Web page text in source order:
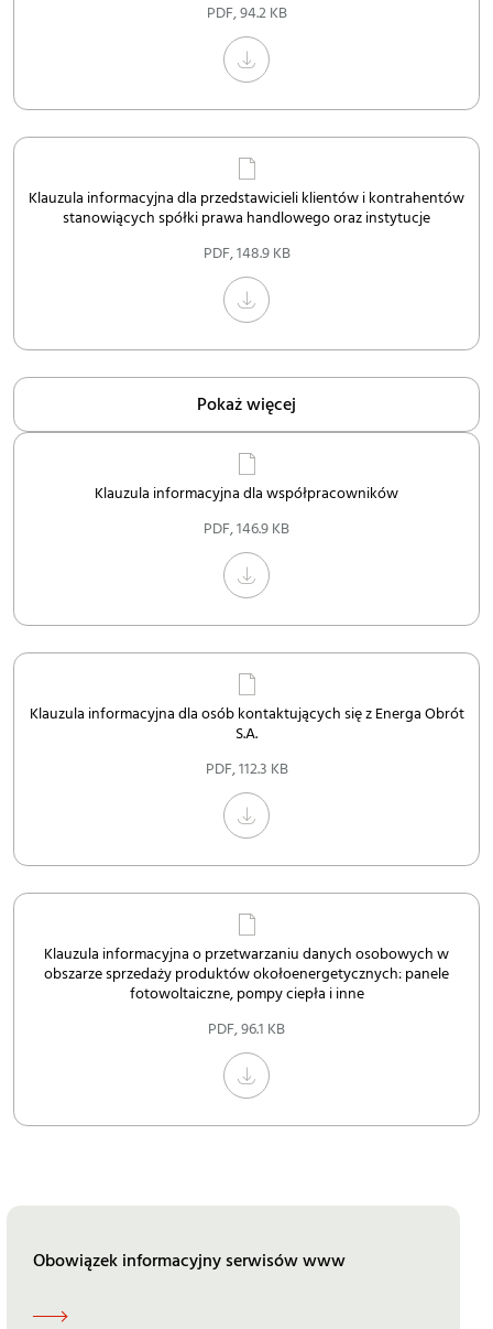
PDF,94.2 KB
Klauzula informacyjna dla przedstawicieli klientów i kontrahentów
stanowiących spółki prawa handlowego oraz instytucje
PDF,148.9 KB
Pokaż więcej
Klauzula informacyjna dla współpracowników
PDF,146.9 KB
Klauzula informacyjna dla osób kontaktujących się z Energa Obrót
S.A.
PDF,112.3 KB
Klauzula informacyjna o przetwarzaniu danych osobowych w
obszarze sprzedaży produktów okołoenergetycznych: panele
fotowoltaiczne, pompy ciepła i inne
PDF,96.1 KB
Obowiązek informacyjny serwisów www